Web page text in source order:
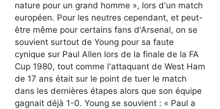
nature pour un grand homme », lors d'un match
européen. Pour les neutres cependant, et peut-
être même pour certains fans d'Arsenal, on se
souvient surtout de Young pour sa faute
cynique sur Paul Allen lors de la finale de la FA
Cup 1980, tout comme l'attaquant de West Ham
de 17 ans était sur le point de tuer le match
dans les dernières étapes alors que son équipe
gagnait déjà 1-0. Young se souvient : « Paul a